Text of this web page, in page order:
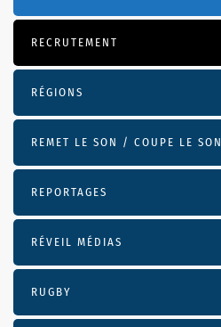
RECRUTEMENT
RÉGIONS
REMET LE SON / COUPE LE SON
REPORTAGES
RÉVEIL MÉDIAS
RUGBY